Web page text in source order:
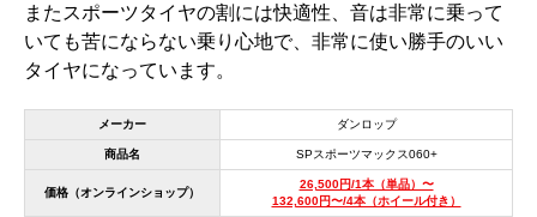
またスポーツタイヤの割には快適性、音は非常に乗って
いても苦にならない乗り心地で、非常に使い勝手のいい
タイヤになっています。
メーカー ダンロップ
商品名 SPスポーツマックス060+
価格（オンラインショップ）
26,500円/1本（単品）〜
132,600円〜/4本（ホイール付き）